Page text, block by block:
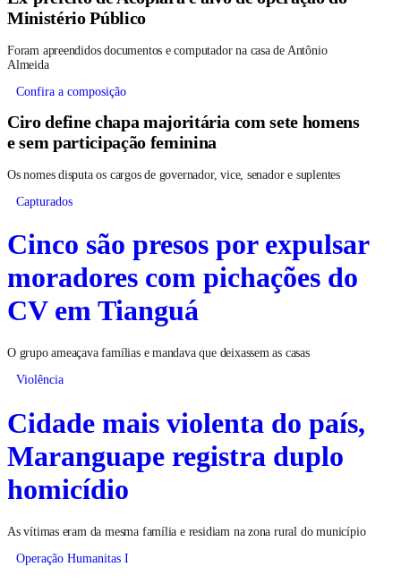
Ministério Público
Foram apreendidos documentos e computador na casa de Antônio
Almeida
Confira a composição
Ciro define chapa majoritária com sete homens
e sem participação feminina
Os nomes disputa os cargos de governador, vice, senador e suplentes
Capturados
Cinco são presos por expulsar
moradores com pichações do
CV em Tianguá
O grupo ameaçava famílias e mandava que deixassem as casas
Violência
Cidade mais violenta do país,
Maranguape registra duplo
homicídio
As vítimas eram da mesma família e residiam na zona rural do município
Operação Humanitas I